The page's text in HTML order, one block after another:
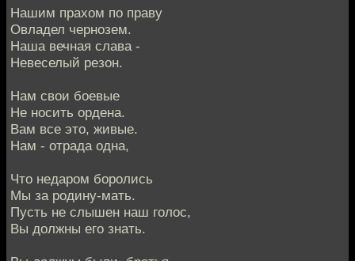
Нашим прахом по праву
Овладел чернозем.
Наша вечная слава -
Невеселый резон.
Нам свои боевые
Не носить ордена.
Вам все это, живые.
Нам - отрада одна,
Что недаром боролись
Мы за родину-мать.
Пусть не слышен наш голос,
Вы должны его знать.